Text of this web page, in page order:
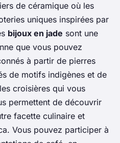
de céramique où les
uniques inspirées par
bijoux en jade sont une
que vous pouvez
à partir de pierres
de motifs indigènes et de
croisières qui vous
permettent de découvrir
facette culinaire et
Vous pouvez participer à